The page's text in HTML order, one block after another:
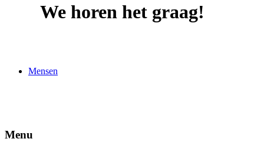
Mensen
We horen het graag!
Menu